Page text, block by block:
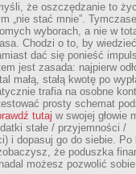
że oszczędzanie to
„nie stać mnie”.
wyborach, a nie w
Chodzi o to, by
dać się ponieść
jest zasada: najpierw
małą, stałą kwotę po
trafia na osobne
prosty schemat
tutaj w swojej głowie
stałe / przyjemności /
i dopasuj go do siebie. Po
że poduszka
możesz pozwolić sobie